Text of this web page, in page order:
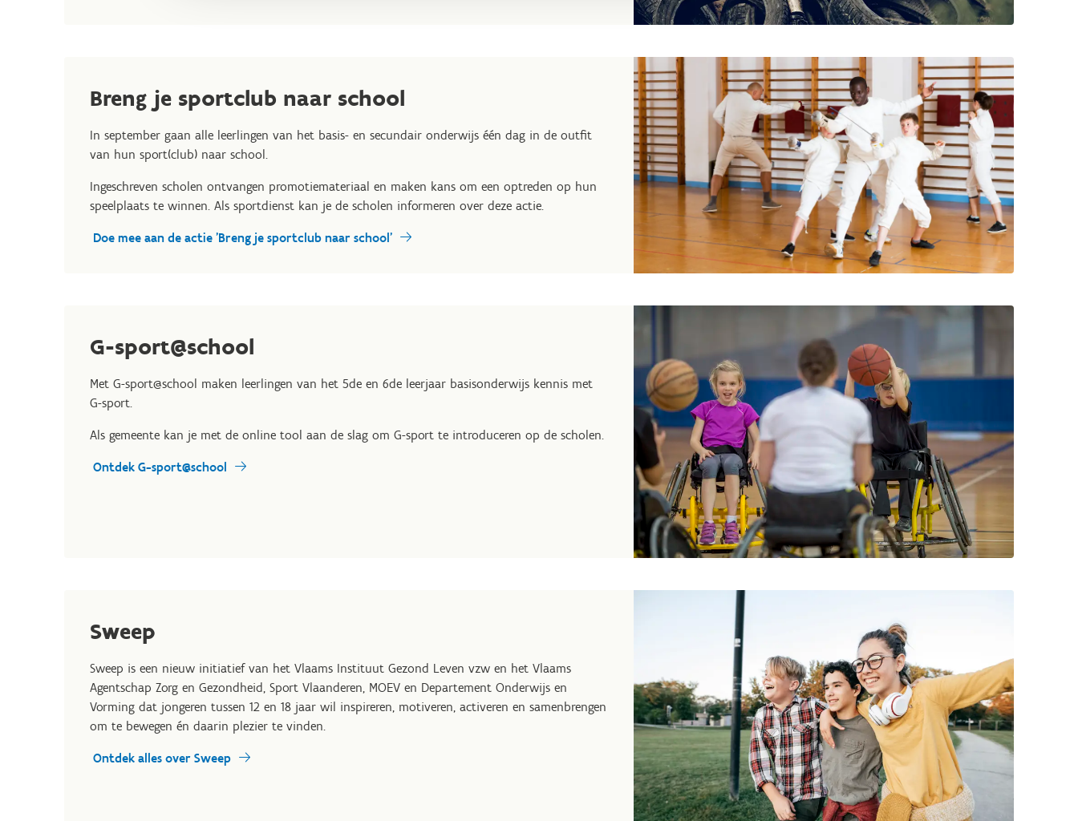
Breng je sportclub naar school
In september gaan alle leerlingen van het basis- en secundair onderwijs één dag in de outfit
van hun sport(club) naar school.
Ingeschreven scholen ontvangen promotiemateriaal en maken kans om een optreden op hun
speelplaats te winnen. Als sportdienst kan je de scholen informeren over deze actie.
Doe mee aan de actie 'Breng je sportclub naar school'
G-sport@school
Met G-sport@school maken leerlingen van het 5de en 6de leerjaar basisonderwijs kennis met
G-sport.
Als gemeente kan je met de online tool aan de slag om G-sport te introduceren op de scholen.
Ontdek G-sport@school
Sweep
Sweep is een nieuw initiatief van het Vlaams Instituut Gezond Leven vzw en het Vlaams
Agentschap Zorg en Gezondheid, Sport Vlaanderen, MOEV en Departement Onderwijs en
Vorming dat jongeren tussen 12 en 18 jaar wil inspireren, motiveren, activeren en samenbrengen
om te bewegen én daarin plezier te vinden.
Ontdek alles over Sweep